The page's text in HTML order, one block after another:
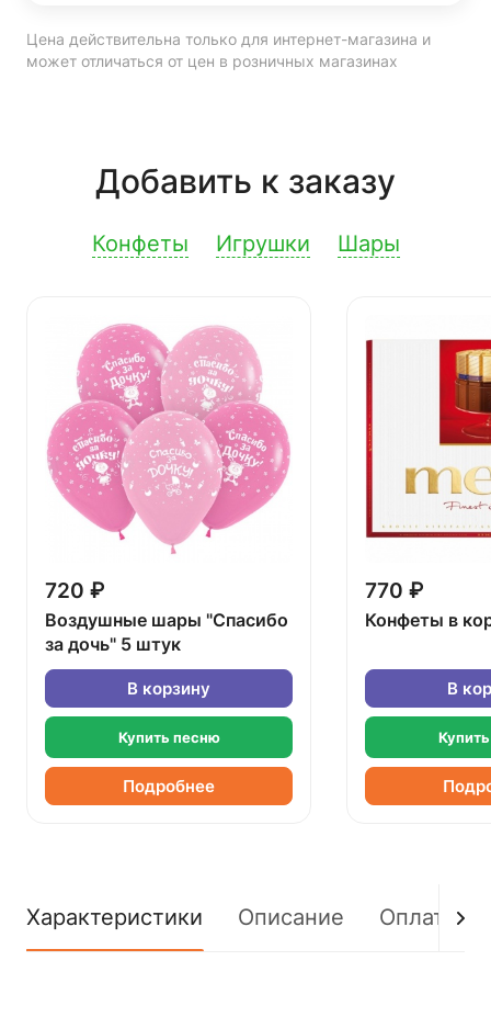
Цена действительна только для интернет-магазина и
может отличаться от цен в розничных магазинах
Добавить к заказу
Конфеты Игрушки Шары
720 ₽
Воздушные шары "Спасибо
за дочь" 5 штук
В корзину
Купить песню
Подробнее
770 ₽
Конфеты в
В
Характеристики Описание Оплата